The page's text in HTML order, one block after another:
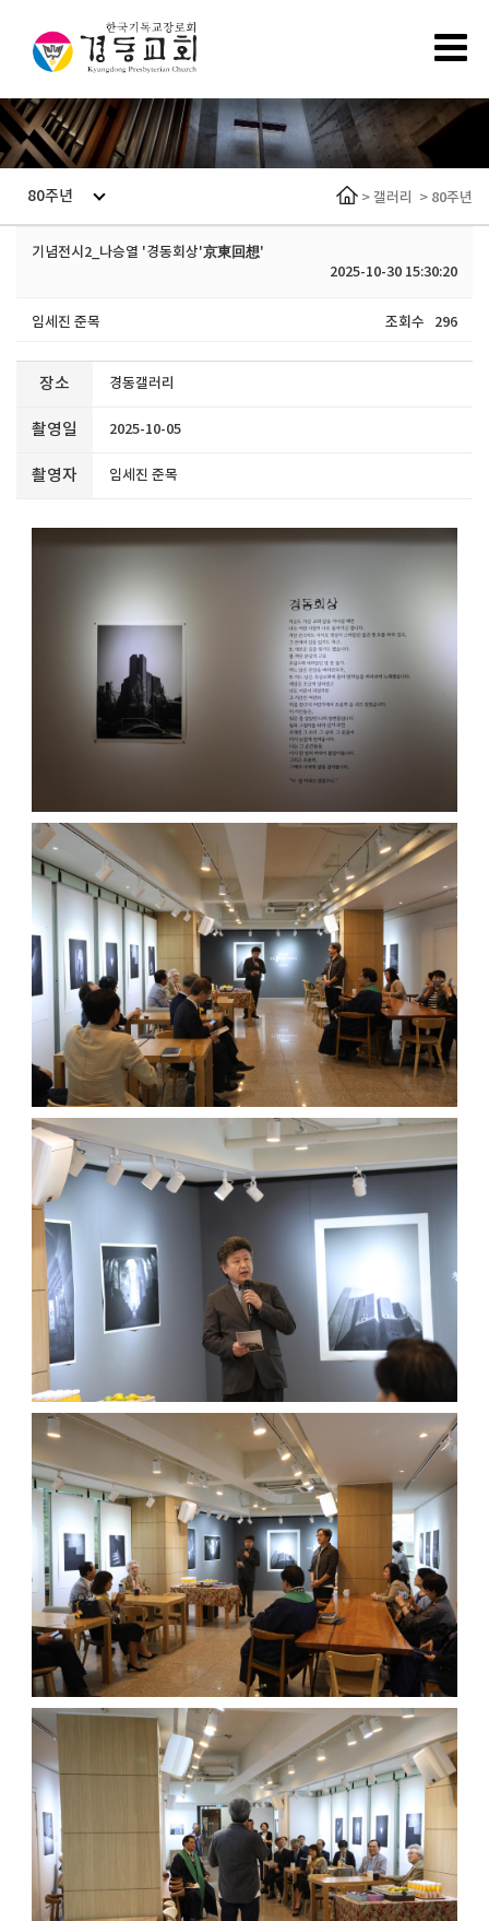
80주년 > 갤러리 > 80주년
기념전시2_나승열 '경동회상'京東回想'
2025-10-30 15:30:20
임세진 준목 조회수 296
장소 경동갤러리
촬영일 2025-10-05
촬영자 임세진 준목